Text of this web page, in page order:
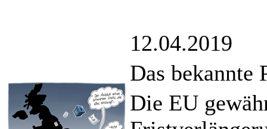
12.04.2019
Das bekannte
Die EU